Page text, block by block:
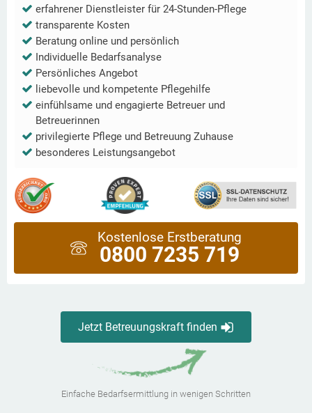
erfahrener Dienstleister für 24-Stunden-Pflege
transparente Kosten
Beratung online und persönlich
Individuelle Bedarfsanalyse
Persönliches Angebot
liebevolle und kompetente Pflegehilfe
einfühlsame und engagierte Betreuer und
Betreuerinnen
privilegierte Pflege und Betreuung Zuhause
besonderes Leistungsangebot
Kostenlose Erstberatung
0800 7235 719
Jetzt Betreuungskraft finden
Einfache Bedarfsermittlung in wenigen Schritten